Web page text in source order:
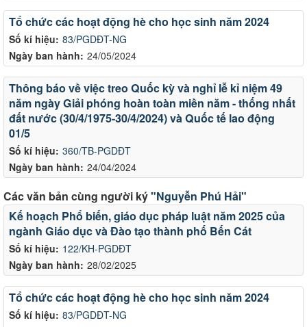
Số kí hiệu: 83/PGDĐT-NG
Ngày ban hành: 24/05/2024
Tổ chức các hoạt động hè cho học sinh năm 2024
Số kí hiệu: 360/TB-PGDĐT
Ngày ban hành: 24/04/2024
Thông báo về việc treo Quốc kỳ và nghỉ lễ kỉ niệm 49
năm ngày Giải phóng hoàn toàn miền năm - thống nhất
đất nước (30/4/1975-30/4/2024) và Quốc tế lao động
01/5
Các văn bản cùng người ký"Nguyễn Phú Hải"
Số kí hiệu: 122/KH-PGDĐT
Ngày ban hành: 28/02/2025
Kế hoạch Phổ biến, giáo dục pháp luật năm 2025 của
ngành Giáo dục và Đào tạo thành phố Bến Cát
Số kí hiệu: 83/PGDĐT-NG
Tổ chức các hoạt động hè cho học sinh năm 2024